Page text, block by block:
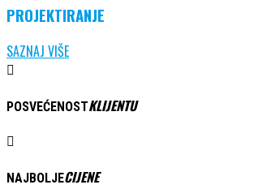
PROJEKTIRANJE
SAZNAJ VIŠE
POSVEĆENOSTKLIJENTU
NAJBOLJECIJENE